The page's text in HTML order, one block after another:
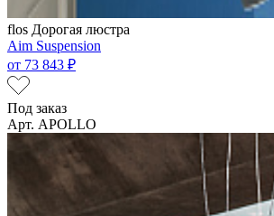
flos Дорогая люстра
Aim Suspension
от 73 843 ₽
Под заказ
Арт. APOLLO